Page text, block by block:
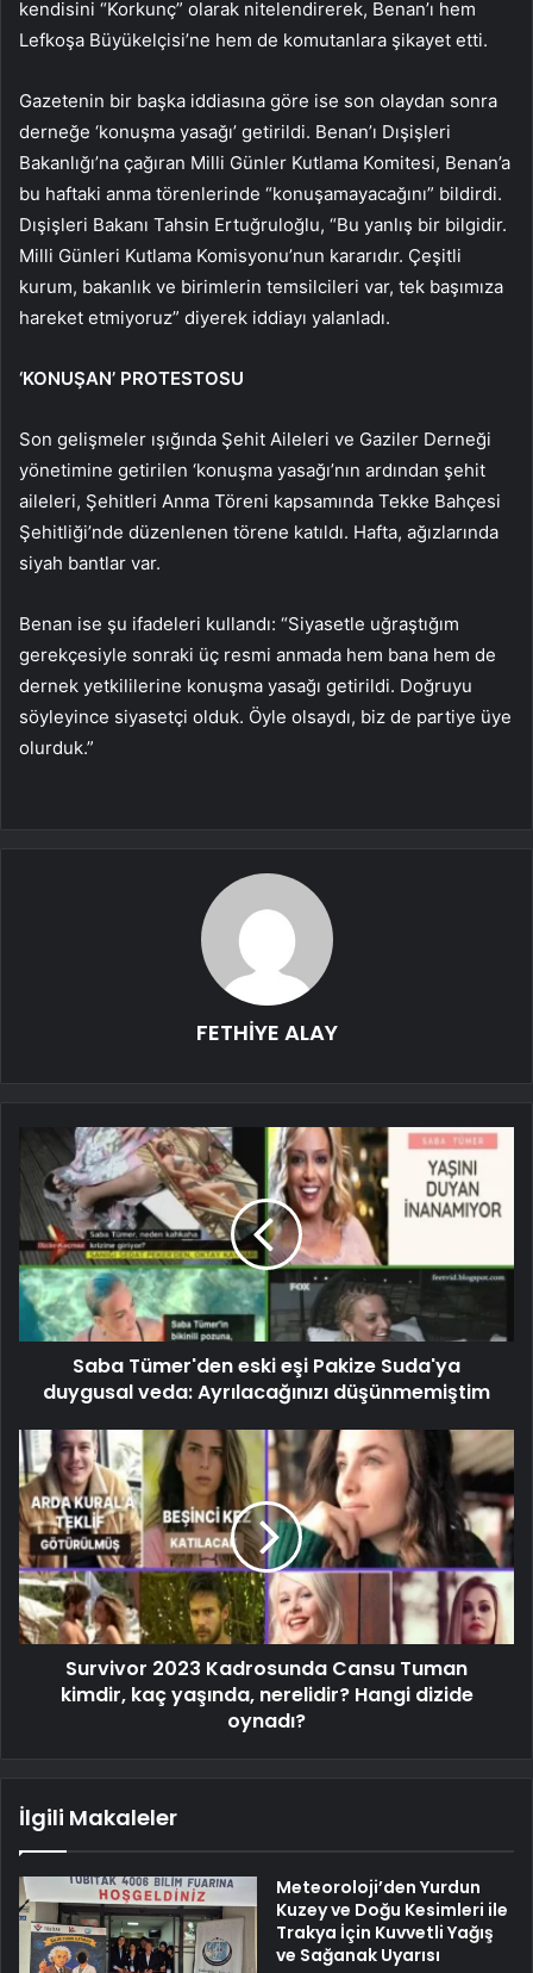
kendisini “Korkunç” olarak nitelendirerek, Benan’ı hem
Lefkoşa Büyükelçisi’ne hem de komutanlara şikayet etti.
Gazetenin bir başka iddiasına göre ise son olaydan sonra
derneğe ‘konuşma yasağı’ getirildi. Benan’ı Dışişleri
Bakanlığı’na çağıran Milli Günler Kutlama Komitesi, Benan’a
bu haftaki anma törenlerinde “konuşamayacağını” bildirdi.
Dışişleri Bakanı Tahsin Ertuğruloğlu, “Bu yanlış bir bilgidir.
Milli Günleri Kutlama Komisyonu’nun kararıdır. Çeşitli
kurum, bakanlık ve birimlerin temsilcileri var, tek başımıza
hareket etmiyoruz” diyerek iddiayı yalanladı.
‘KONUŞAN’ PROTESTOSU
Son gelişmeler ışığında Şehit Aileleri ve Gaziler Derneği
yönetimine getirilen ‘konuşma yasağı’nın ardından şehit
aileleri, Şehitleri Anma Töreni kapsamında Tekke Bahçesi
Şehitliği’nde düzenlenen törene katıldı. Hafta, ağızlarında
siyah bantlar var.
Benan ise şu ifadeleri kullandı: “Siyasetle uğraştığım
gerekçesiyle sonraki üç resmi anmada hem bana hem de
dernek yetkililerine konuşma yasağı getirildi. Doğruyu
söyleyince siyasetçi olduk. Öyle olsaydı, biz de partiye üye
olurduk.”
FETHİYE ALAY
Saba Tümer'den eski eşi Pakize Suda'ya
duygusal veda: Ayrılacağınızı düşünmemiştim
Survivor 2023 Kadrosunda Cansu Tuman
kimdir, kaç yaşında, nerelidir? Hangi dizide
oynadı?
İlgili Makaleler
Meteoroloji’den Yurdun
Kuzey ve Doğu Kesimleri ile
Trakya İçin Kuvvetli Yağış
ve Sağanak Uyarısı